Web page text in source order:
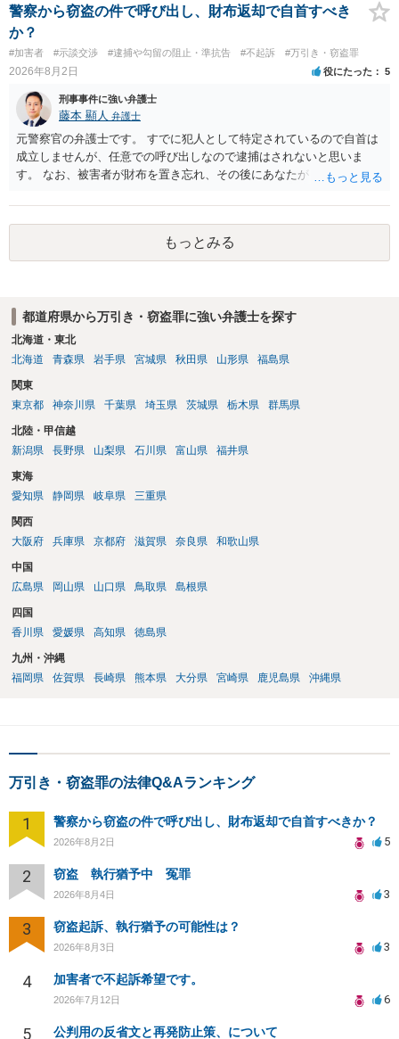
害者の経済的損害の回復として有利に斟酌されます。 また、前科前歴
を有しないことも、規範意識が鈍磨しきっているとまでは言えず、有
利な点です。 その他、家族の監督等の情状証拠を適切に提出すること
で、私見ですが、執行猶予判決を視野に入れることが可能な事案と思
われます。 上記、一つの意見として参考ください。
警察から窃盗の件で呼び出し、財布返却で自首すべき
か？
#加害者 #示談交渉 #逮捕や勾留の阻止・準抗告 #不起訴 #万引き・窃盗罪
2026年8月2日 役にたった 5
刑事事件に強い弁護士
藤本 顯人 弁護士
元警察官の弁護士です。 すでに犯人として特定されているので自首は
成立しませんが、任意での呼び出しなので逮捕はされないと思いま
す。 なお、被害者が財布を置き忘れ、その後にあなたがトイレに入
と言い逃れはかなり厳しいものと思います。
もっとみる
都道府県から万引き・窃盗罪に強い弁護士を探す
北海道・東北
北海道
青森県 岩手県 宮城県 秋田県 山形県 福島県
関東
東京都
神奈川県 千葉県 埼玉県 茨城県 栃木県 群馬県
北陸・甲信越
新潟県
長野県 山梨県 石川県 富山県 福井県
東海
愛知県
静岡県 岐阜県 三重県
関西
大阪府
兵庫県 京都府 滋賀県 奈良県 和歌山県
中国
広島県
岡山県 山口県 鳥取県 島根県
四国
香川県
愛媛県 高知県 徳島県
九州・沖縄
福岡県
佐賀県 長崎県 熊本県 大分県 宮崎県 鹿児島県 沖縄県
万引き・窃盗罪の法律Q&Aランキング
1 警察から窃盗の件で呼び出し、財布返却で自首すべきか？
2026年8月2日 5
2 窃盗 執行猶予中 冤罪
2026年8月4日 3
3 窃盗起訴、執行猶予の可能性は？
2026年8月3日 3
4 加害者で不起訴希望です。
2026年7月12日 6
5 公判用の反省文と再発防止策、について